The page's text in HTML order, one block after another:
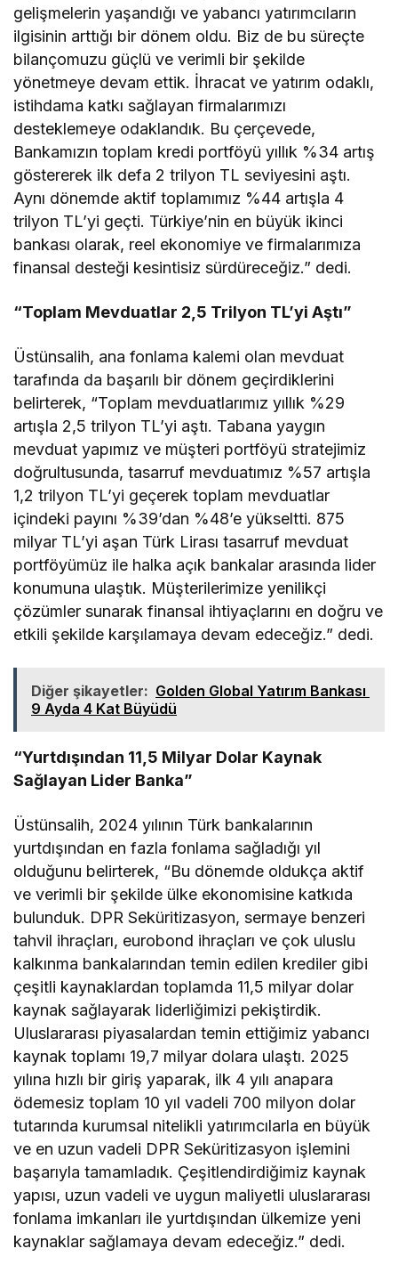
gelişmelerin yaşandığı ve yabancı yatırımcıların
ilgisinin arttığı bir dönem oldu. Biz de bu süreçte
bilançomuzu güçlü ve verimli bir şekilde
yönetmeye devam ettik. İhracat ve yatırım odaklı,
istihdama katkı sağlayan firmalarımızı
desteklemeye odaklandık. Bu çerçevede,
Bankamızın toplam kredi portföyü yıllık %34 artış
göstererek ilk defa 2 trilyon TL seviyesini aştı.
Aynı dönemde aktif toplamımız %44 artışla 4
trilyon TL’yi geçti. Türkiye’nin en büyük ikinci
bankası olarak, reel ekonomiye ve firmalarımıza
finansal desteği kesintisiz sürdüreceğiz.” dedi.
“Toplam Mevduatlar 2,5 Trilyon TL’yi Aştı”
Üstünsalih, ana fonlama kalemi olan mevduat
tarafında da başarılı bir dönem geçirdiklerini
belirterek, “Toplam mevduatlarımız yıllık %29
artışla 2,5 trilyon TL’yi aştı. Tabana yaygın
mevduat yapımız ve müşteri portföyü stratejimiz
doğrultusunda, tasarruf mevduatımız %57 artışla
1,2 trilyon TL’yi geçerek toplam mevduatlar
içindeki payını %39’dan %48’e yükseltti. 875
milyar TL’yi aşan Türk Lirası tasarruf mevduat
portföyümüz ile halka açık bankalar arasında lider
konumuna ulaştık. Müşterilerimize yenilikçi
çözümler sunarak finansal ihtiyaçlarını en doğru ve
etkili şekilde karşılamaya devam edeceğiz.” dedi.
Diğer şikayetler: Golden Global Yatırım Bankası
9 Ayda 4 Kat Büyüdü
“Yurtdışından 11,5 Milyar Dolar Kaynak
Sağlayan Lider Banka”
Üstünsalih, 2024 yılının Türk bankalarının
yurtdışından en fazla fonlama sağladığı yıl
olduğunu belirterek, “Bu dönemde oldukça aktif
ve verimli bir şekilde ülke ekonomisine katkıda
bulunduk. DPR Seküritizasyon, sermaye benzeri
tahvil ihraçları, eurobond ihraçları ve çok uluslu
kalkınma bankalarından temin edilen krediler gibi
çeşitli kaynaklardan toplamda 11,5 milyar dolar
kaynak sağlayarak liderliğimizi pekiştirdik.
Uluslararası piyasalardan temin ettiğimiz yabancı
kaynak toplamı 19,7 milyar dolara ulaştı. 2025
yılına hızlı bir giriş yaparak, ilk 4 yılı anapara
ödemesiz toplam 10 yıl vadeli 700 milyon dolar
tutarında kurumsal nitelikli yatırımcılarla en büyük
ve en uzun vadeli DPR Seküritizasyon işlemini
başarıyla tamamladık. Çeşitlendirdiğimiz kaynak
yapısı, uzun vadeli ve uygun maliyetli uluslararası
fonlama imkanları ile yurtdışından ülkemize yeni
kaynaklar sağlamaya devam edeceğiz.” dedi.